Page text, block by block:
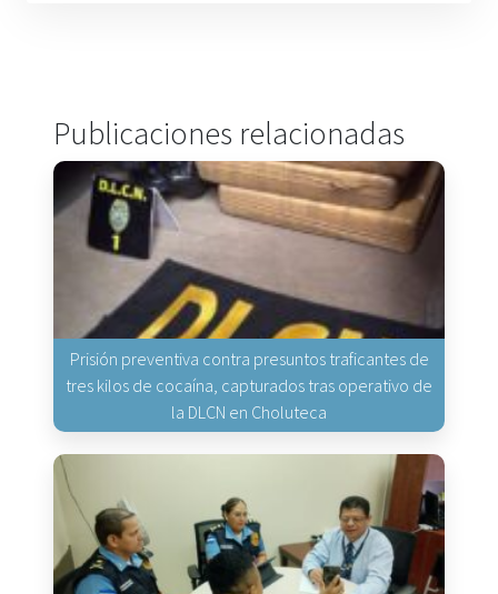
Publicaciones relacionadas
Prisión preventiva contra presuntos traficantes de
tres kilos de cocaína, capturados tras operativo de
la DLCN en Choluteca